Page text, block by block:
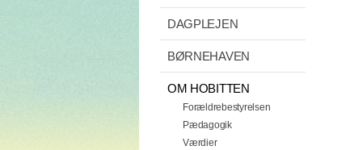
DAGPLEJEN
BØRNEHAVEN
OM HOBITTEN
Forældrebestyrelsen
Pædagogik
Værdier